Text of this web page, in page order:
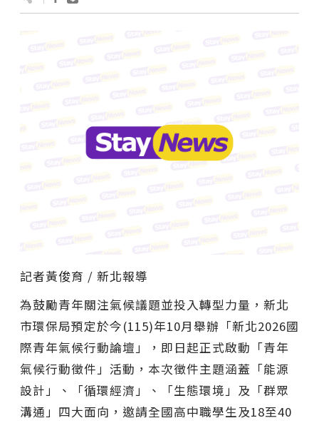
記者黃俊育 / 新北報導
為鼓勵青年關注氣候議題並投入轉型力量，新北
市環保局預定於今(115)年10月舉辦「新北2026國
際青年氣候行動論壇」，即日起正式啟動「青年
氣候行動徵件」活動，本次徵件主題涵蓋「能源
設計」、「循環經濟」、「生態環境」及「群眾
溝通」四大面向，邀請全國高中職學生及18至40